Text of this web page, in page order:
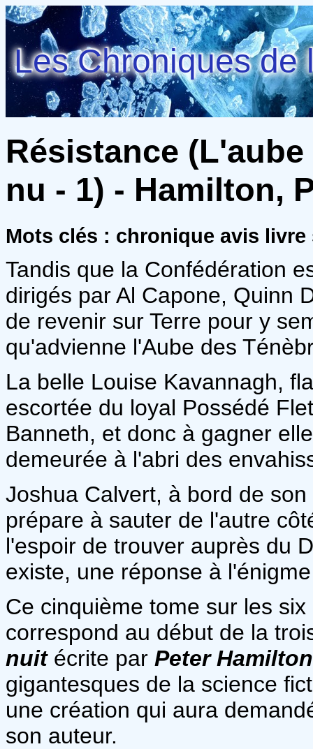
Les Chroniques de
Résistance
nu - 1) - Hamilton,
Mots clés : chronique avis livre
Tandis que la Confédération
dirigés par Al Capone, Quinn
de revenir sur Terre pour y
qu'advienne l'Aube des
La belle Louise Kavannagh,
escortée du loyal Possédé
Banneth, et donc à gagner
demeurée à l'abri des
Joshua Calvert, à bord de
prépare à sauter de l'autre
l'espoir de trouver auprès du
existe, une réponse à
Ce cinquième tome sur les
correspond au début de la
nuitécrite par Peter Hamilton
gigantesques de la science
une création qui aura
son auteur.